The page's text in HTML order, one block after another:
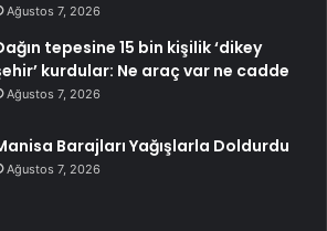
Ağustos 7, 2026
tepesine 15 bin kişilik ‘dikey
kurdular: Ne araç var ne cadde
Ağustos 7, 2026
Barajları Yağışlarla Doldurdu
Ağustos 7, 2026